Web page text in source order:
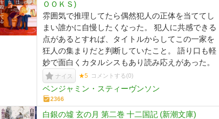
ＯＯＫＳ)
雰囲気で推理してたら偶然犯人の正体を当ててし
まい誰かに自慢したくなった。 犯人に共感できる
点があるとすれば、タイトルからしてこの一家を
狂人の集まりだと判断していたこと。 語り口も軽
妙で面白くカタルシスもあり読み応えがあった。
ナイス ★5 コメントする(0)
ベンジャミン・スティーヴンソン
2366
白銀の墟 玄の月 第二巻 十二国記 (新潮文庫)